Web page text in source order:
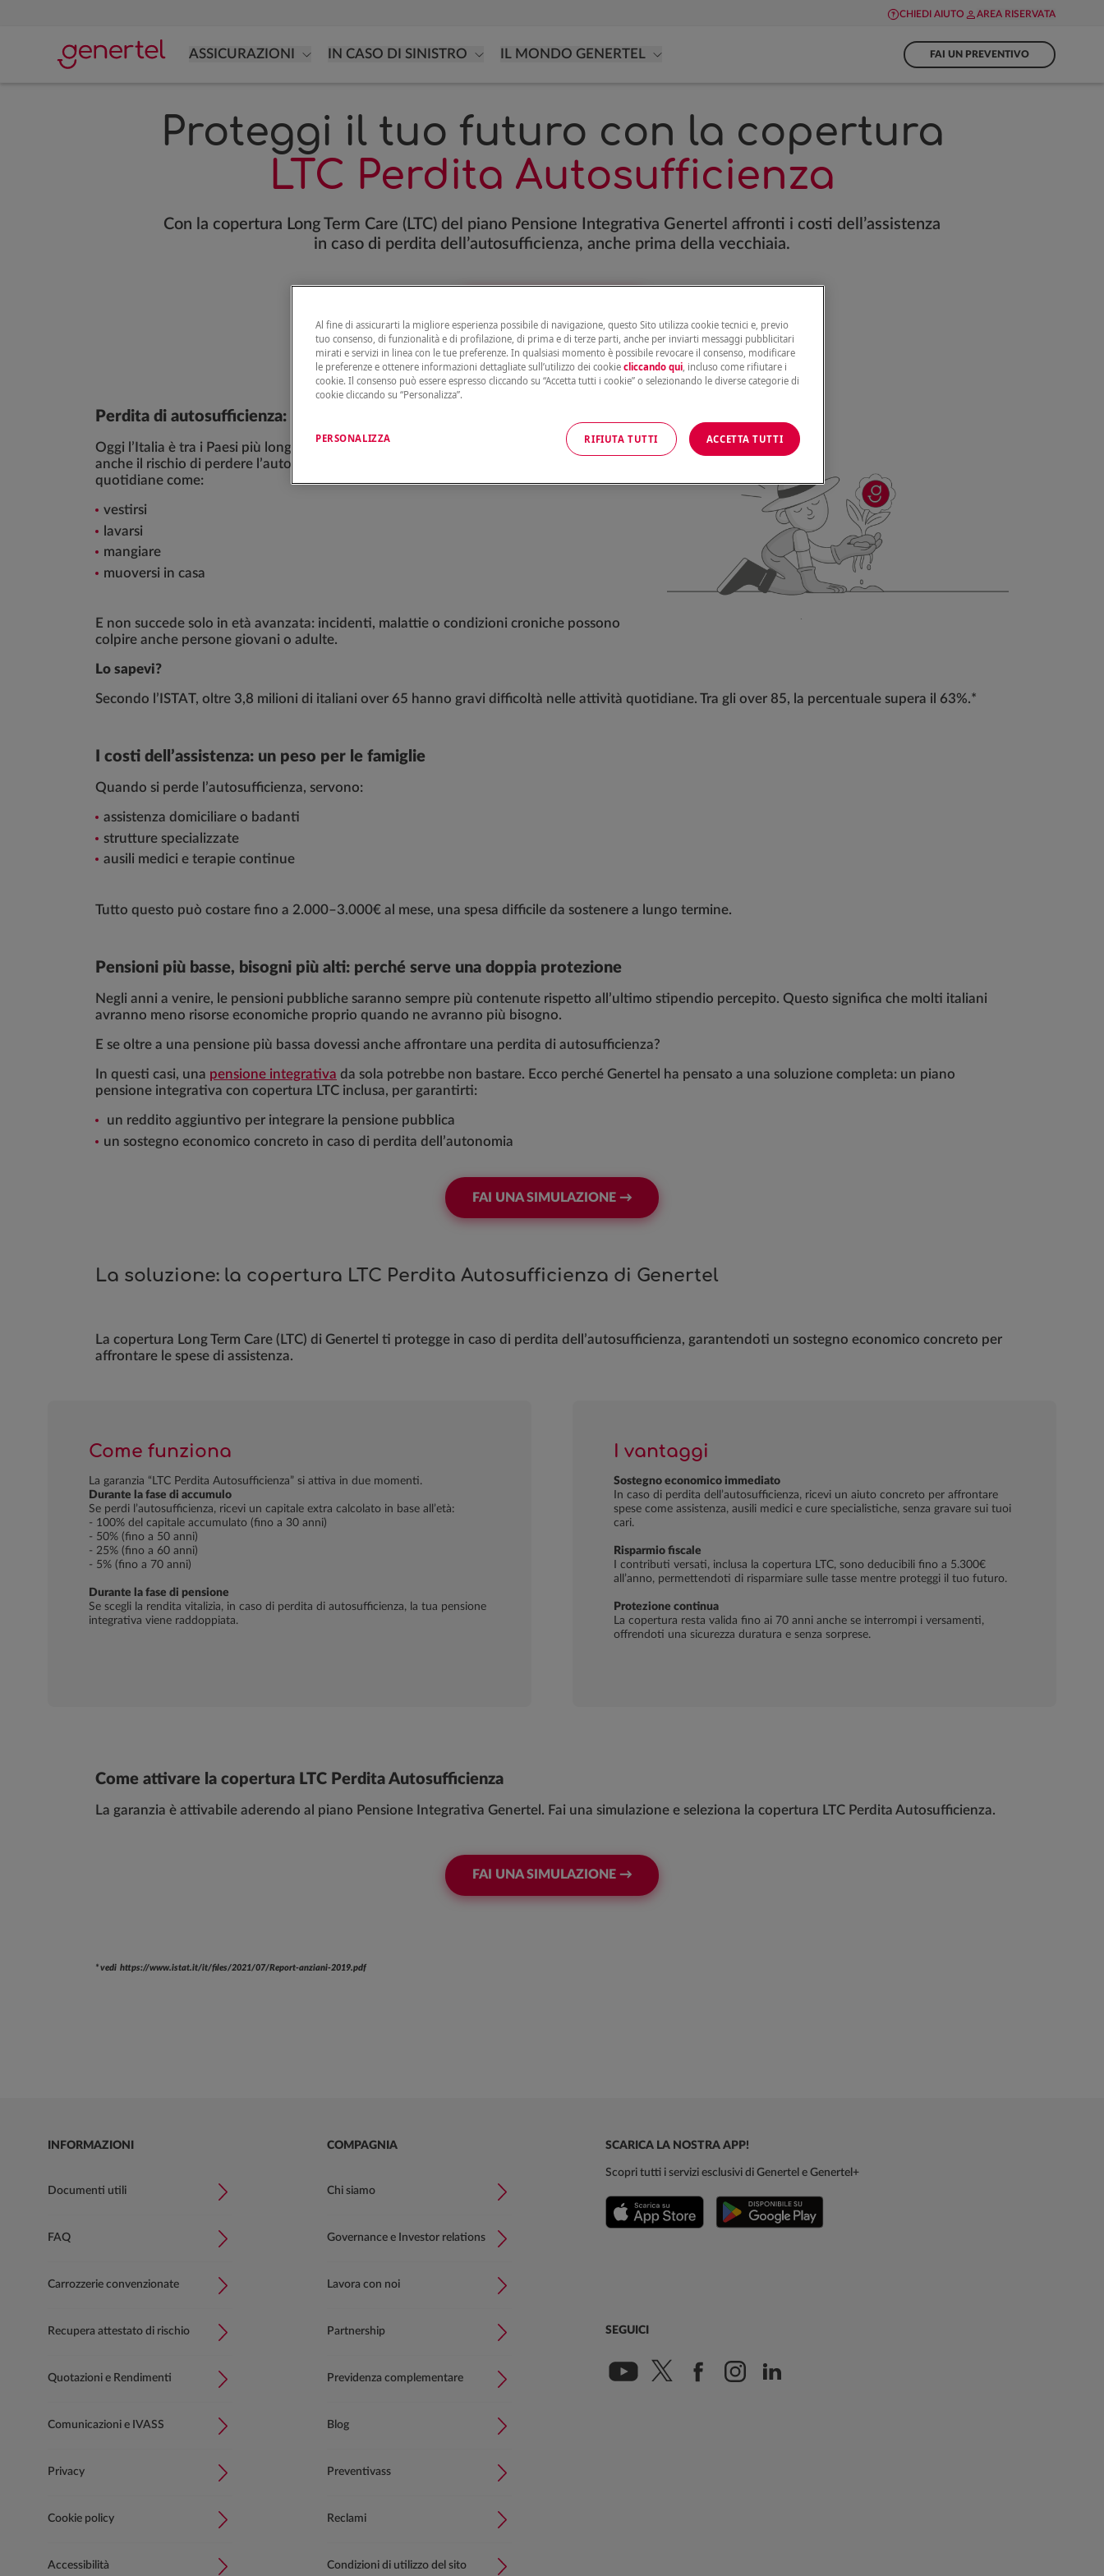
CHIEDI AIUTO AREA RISERVATA
ASSICURAZIONI IN CASO DI SINISTRO IL MONDO GENERTEL FAI UN PREVENTIVO
Proteggi il tuo futuro con la copertura
LTC Perdita Autosufficienza
Con la copertura Long Term Care (LTC) del piano Pensione Integrativa Genertel affronti i costi dell’assistenza
in caso di perdita dell’autosufficienza, anche prima della vecchiaia.
Perdita di autosufficienza: un rischio concreto, non solo da anziani
Oggi l’Italia è tra i Paesi più longevi d’Europa. Ma con l’aumento dell’età media cresce
anche il rischio di perdere l’autonomia, ovvero non riuscire più a svolgere da soli attività
quotidiane come:
vestirsi
lavarsi
mangiare
muoversi in casa
E non succede solo in età avanzata: incidenti, malattie o condizioni croniche possono
colpire anche persone giovani o adulte.
Lo sapevi?
Secondo l’ISTAT, oltre 3,8 milioni di italiani over 65 hanno gravi difficoltà nelle attività quotidiane. Tra gli over 85, la percentuale supera il 63%.*
I costi dell’assistenza: un peso per le famiglie
Quando si perde l’autosufficienza, servono:
assistenza domiciliare o badanti
strutture specializzate
ausili medici e terapie continue
Tutto questo può costare fino a 2.000–3.000€ al mese, una spesa difficile da sostenere a lungo termine.
Pensioni più basse, bisogni più alti: perché serve una doppia protezione
Negli anni a venire, le pensioni pubbliche saranno sempre più contenute rispetto all’ultimo stipendio percepito. Questo significa che molti italiani
avranno meno risorse economiche proprio quando ne avranno più bisogno.
E se oltre a una pensione più bassa dovessi anche affrontare una perdita di autosufficienza?
In questi casi, una pensione integrativa da sola potrebbe non bastare. Ecco perché Genertel ha pensato a una soluzione completa: un piano
pensione integrativa con copertura LTC inclusa, per garantirti:
un reddito aggiuntivo per integrare la pensione pubblica
un sostegno economico concreto in caso di perdita dell’autonomia
FAI UNA SIMULAZIONE →
La soluzione: la copertura LTC Perdita Autosufficienza di Genertel
La copertura Long Term Care (LTC) di Genertel ti protegge in caso di perdita dell’autosufficienza, garantendoti un sostegno economico concreto per
affrontare le spese di assistenza.
Come funziona
La garanzia “LTC Perdita Autosufficienza” si attiva in due momenti.
Durante la fase di accumulo
Se perdi l’autosufficienza, ricevi un capitale extra calcolato in base all’età:
- 100% del capitale accumulato (fino a 30 anni)
- 50% (fino a 50 anni)
- 25% (fino a 60 anni)
- 5% (fino a 70 anni)
Durante la fase di pensione
Se scegli la rendita vitalizia, in caso di perdita di autosufficienza, la tua pensione
integrativa viene raddoppiata.
I vantaggi
Sostegno economico immediato
In caso di perdita dell’autosufficienza, ricevi un aiuto concreto per affrontare
spese come assistenza, ausili medici e cure specialistiche, senza gravare sui tuoi
cari.
Risparmio fiscale
I contributi versati, inclusa la copertura LTC, sono deducibili fino a 5.300€
all’anno, permettendoti di risparmiare sulle tasse mentre proteggi il tuo futuro.
Protezione continua
La copertura resta valida fino ai 70 anni anche se interrompi i versamenti,
offrendoti una sicurezza duratura e senza sorprese.
Come attivare la copertura LTC Perdita Autosufficienza
La garanzia è attivabile aderendo al piano Pensione Integrativa Genertel. Fai una simulazione e seleziona la copertura LTC Perdita Autosufficienza.
FAI UNA SIMULAZIONE →
* vedi https://www.istat.it/it/files/2021/07/Report-anziani-2019.pdf
INFORMAZIONI
Documenti utili
FAQ
Carrozzerie convenzionate
Recupera attestato di rischio
Quotazioni e Rendimenti
Comunicazioni e IVASS
Privacy
Cookie policy
Accessibilità
COMPAGNIA
Chi siamo
Governance e Investor relations
Lavora con noi
Partnership
Previdenza complementare
Blog
Preventivass
Reclami
Condizioni di utilizzo del sito
SCARICA LA NOSTRA APP!
Scopri tutti i servizi esclusivi di Genertel e Genertel+
SEGUICI
Al fine di assicurarti la migliore esperienza possibile di navigazione, questo Sito utilizza cookie tecnici e, previo
tuo consenso, di funzionalità e di profilazione, di prima e di terze parti, anche per inviarti messaggi pubblicitari
mirati e servizi in linea con le tue preferenze. In qualsiasi momento è possibile revocare il consenso, modificare
le preferenze e ottenere informazioni dettagliate sull’utilizzo dei cookie cliccando qui , incluso come rifiutare i
cookie. Il consenso può essere espresso cliccando su “Accetta tutti i cookie” o selezionando le diverse categorie di
cookie cliccando su “Personalizza”.
PERSONALIZZA RIFIUTA TUTTI ACCETTA TUTTI